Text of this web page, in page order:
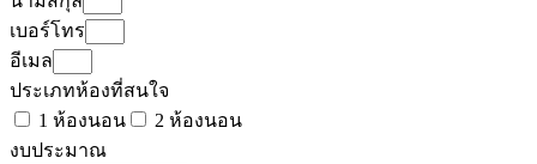
เบอร์โทร
อีเมล
ประเภทห้องที่สนใจ
1 ห้องนอน
2 ห้องนอน
งบประมาณ